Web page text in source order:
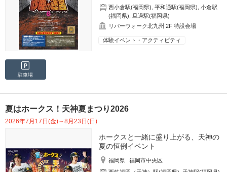
西小倉駅(福岡県) ,平和通駅(福岡県) ,小倉駅
(福岡県)
旦過駅(福岡県)
リバーウォーク北九州 2F 特設会場
体験イベント・アクティビティ
駐車場
夏はホークス！天神夏まつり2026
2026年7月17日(金)～8月23日(日)
ホークスと一緒に盛り上がる、天神の
夏の恒例イベント
福岡県
福岡市中央区